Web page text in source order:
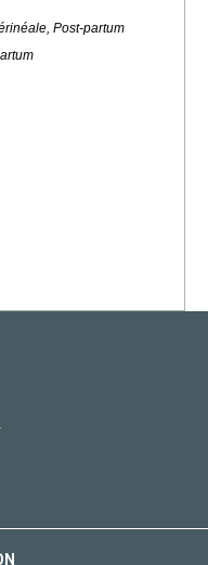
Post-partum